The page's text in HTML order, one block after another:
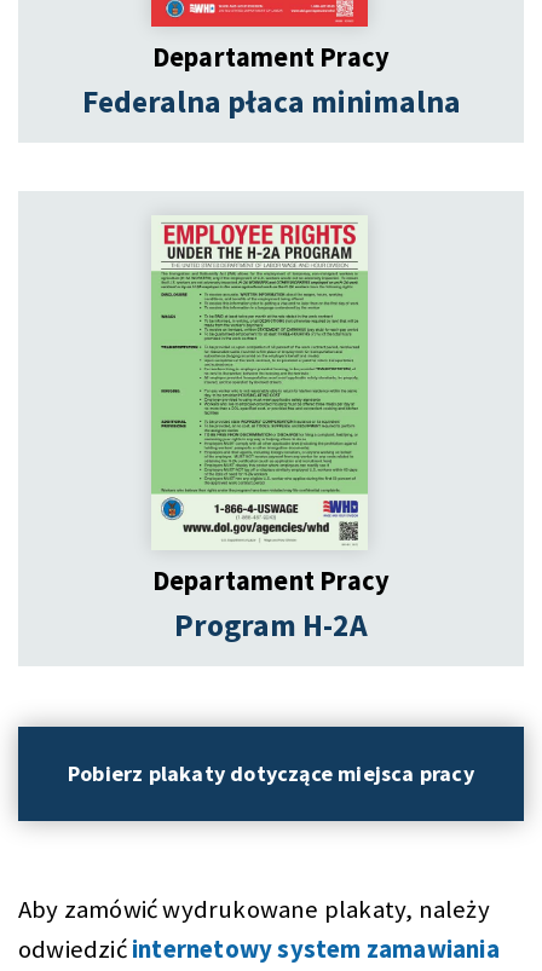
Departament Pracy
Federalna płaca minimalna
Departament Pracy
Program H-2A
Pobierz plakaty dotyczące miejsca pracy
Aby zamówić wydrukowane plakaty, należy
odwiedzićinternetowy system zamawiania